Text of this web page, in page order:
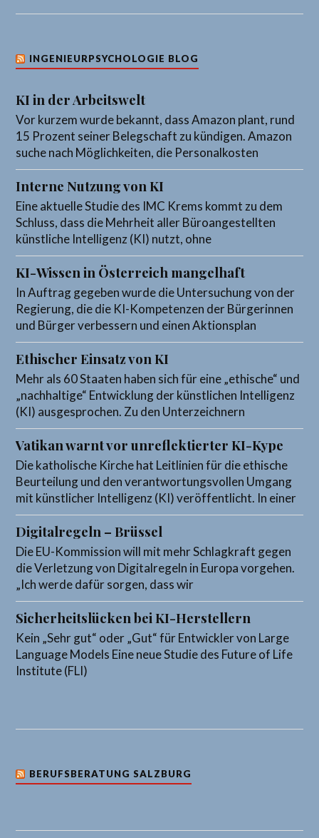
INGENIEURPSYCHOLOGIE BLOG
KI in der Arbeitswelt
Vor kurzem wurde bekannt, dass Amazon plant, rund
15 Prozent seiner Belegschaft zu kündigen. Amazon
suche nach Möglichkeiten, die Personalkosten
Interne Nutzung von KI
Eine aktuelle Studie des IMC Krems kommt zu dem
Schluss, dass die Mehrheit aller Büroangestellten
künstliche Intelligenz (KI) nutzt, ohne
KI-Wissen in Österreich mangelhaft
In Auftrag gegeben wurde die Untersuchung von der
Regierung, die die KI-Kompetenzen der Bürgerinnen
und Bürger verbessern und einen Aktionsplan
Ethischer Einsatz von KI
Mehr als 60 Staaten haben sich für eine „ethische“ und
„nachhaltige“ Entwicklung der künstlichen Intelligenz
(KI) ausgesprochen. Zu den Unterzeichnern
Vatikan warnt vor unreflektierter KI-Kype
Die katholische Kirche hat Leitlinien für die ethische
Beurteilung und den verantwortungsvollen Umgang
mit künstlicher Intelligenz (KI) veröffentlicht. In einer
Digitalregeln – Brüssel
Die EU-Kommission will mit mehr Schlagkraft gegen
die Verletzung von Digitalregeln in Europa vorgehen.
„Ich werde dafür sorgen, dass wir
Sicherheitslücken bei KI-Herstellern
Kein „Sehr gut“ oder „Gut“ für Entwickler von Large
Language Models Eine neue Studie des Future of Life
Institute (FLI)
BERUFSBERATUNG SALZBURG